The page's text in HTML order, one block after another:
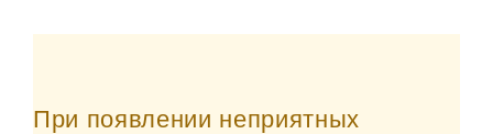
При появлении неприятных